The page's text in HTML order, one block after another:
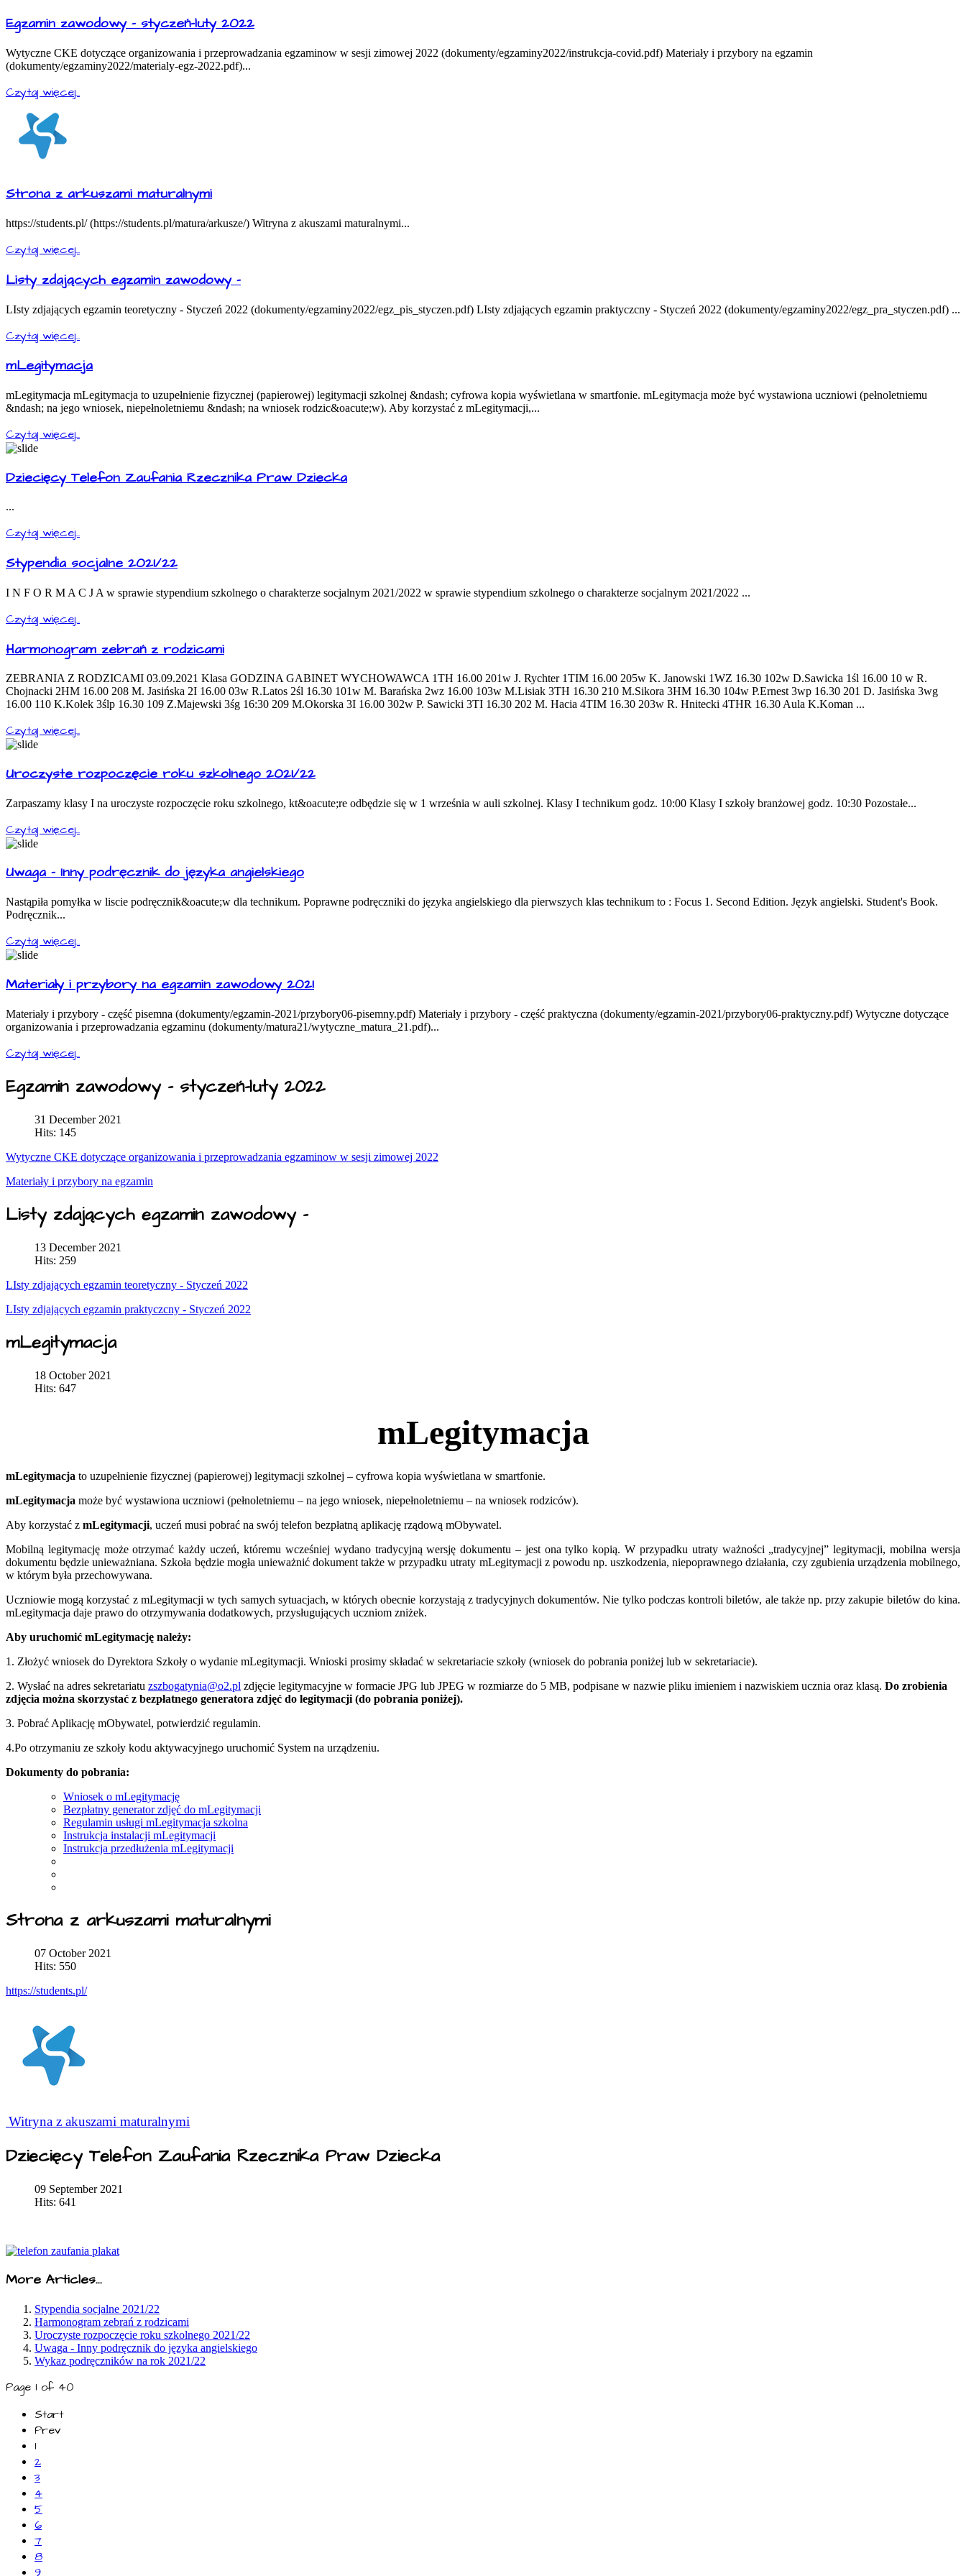
Egzamin zawodowy - styczeń-luty 2022
Wytyczne CKE dotyczące organizowania i przeprowadzania egzaminow w sesji zimowej 2022 (dokumenty/egzaminy2022/instrukcja-covid.pdf) Materiały i przybory na egzamin
(dokumenty/egzaminy2022/materialy-egz-2022.pdf)...
Czytaj więcej...
Strona z arkuszami maturalnymi
https://students.pl/ (https://students.pl/matura/arkusze/) Witryna z akuszami maturalnymi...
Czytaj więcej...
Listy zdających egzamin zawodowy -
LIsty zdjających egzamin teoretyczny - Styczeń 2022 (dokumenty/egzaminy2022/egz_pis_styczen.pdf) LIsty zdjających egzamin praktyczcny - Styczeń 2022 (dokumenty/egzaminy2022/egz_pra_styczen.pdf) ...
Czytaj więcej...
mLegitymacja
mLegitymacja mLegitymacja to uzupełnienie fizycznej (papierowej) legitymacji szkolnej &ndash; cyfrowa kopia wyświetlana w smartfonie. mLegitymacja może być wystawiona uczniowi (pełnoletniemu
&ndash; na jego wniosek, niepełnoletniemu &ndash; na wniosek rodzic&oacute;w). Aby korzystać z mLegitymacji,...
Czytaj więcej...
Dziecięcy Telefon Zaufania Rzecznika Praw Dziecka
...
Czytaj więcej...
Stypendia socjalne 2021/22
I N F O R M A C J A w sprawie stypendium szkolnego o charakterze socjalnym 2021/2022 w sprawie stypendium szkolnego o charakterze socjalnym 2021/2022 ...
Czytaj więcej...
Harmonogram zebrań z rodzicami
ZEBRANIA Z RODZICAMI 03.09.2021 Klasa GODZINA GABINET WYCHOWAWCA 1TH 16.00 201w J. Rychter 1TIM 16.00 205w K. Janowski 1WZ 16.30 102w D.Sawicka 1śl 16.00 10 w R.
Chojnacki 2HM 16.00 208 M. Jasińska 2I 16.00 03w R.Latos 2śl 16.30 101w M. Barańska 2wz 16.00 103w M.Lisiak 3TH 16.30 210 M.Sikora 3HM 16.30 104w P.Ernest 3wp 16.30 201 D. Jasińska 3wg
16.00 110 K.Kolek 3ślp 16.30 109 Z.Majewski 3śg 16:30 209 M.Okorska 3I 16.00 302w P. Sawicki 3TI 16.30 202 M. Hacia 4TIM 16.30 203w R. Hnitecki 4THR 16.30 Aula K.Koman ...
Czytaj więcej...
Uroczyste rozpoczęcie roku szkolnego 2021/22
Zarpaszamy klasy I na uroczyste rozpoczęcie roku szkolnego, kt&oacute;re odbędzie się w 1 września w auli szkolnej. Klasy I technikum godz. 10:00 Klasy I szkoły branżowej godz. 10:30 Pozostałe...
Czytaj więcej...
Uwaga - Inny podręcznik do języka angielskiego
Nastąpiła pomyłka w liscie podręcznik&oacute;w dla technikum. Poprawne podręczniki do języka angielskiego dla pierwszych klas technikum to : Focus 1. Second Edition. Język angielski. Student's Book.
Podręcznik...
Czytaj więcej...
Materiały i przybory na egzamin zawodowy 2021
Materiały i przybory - część pisemna (dokumenty/egzamin-2021/przybory06-pisemny.pdf) Materiały i przybory - część praktyczna (dokumenty/egzamin-2021/przybory06-praktyczny.pdf) Wytyczne dotyczące
organizowania i przeprowadzania egzaminu (dokumenty/matura21/wytyczne_matura_21.pdf)...
Czytaj więcej...
Egzamin zawodowy - styczeń-luty 2022
31 December 2021
Hits: 145
Wytyczne CKE dotyczące organizowania i przeprowadzania egzaminow w sesji zimowej 2022
Materiały i przybory na egzamin
Listy zdających egzamin zawodowy -
13 December 2021
Hits: 259
LIsty zdjających egzamin teoretyczny - Styczeń 2022
LIsty zdjających egzamin praktyczcny - Styczeń 2022
mLegitymacja
18 October 2021
Hits: 647
mLegitymacja
mLegitymacja to uzupełnienie fizycznej (papierowej) legitymacji szkolnej – cyfrowa kopia wyświetlana w smartfonie.
mLegitymacja może być wystawiona uczniowi (pełnoletniemu – na jego wniosek, niepełnoletniemu – na wniosek rodziców).
Aby korzystać z mLegitymacji, uczeń musi pobrać na swój telefon bezpłatną aplikację rządową mObywatel.
Mobilną legitymację może otrzymać każdy uczeń, któremu wcześniej wydano tradycyjną wersję dokumentu – jest ona tylko kopią. W przypadku utraty ważności „tradycyjnej” legitymacji, mobilna wersja
dokumentu będzie unieważniana. Szkoła będzie mogła unieważnić dokument także w przypadku utraty mLegitymacji z powodu np. uszkodzenia, niepoprawnego działania, czy zgubienia urządzenia mobilnego,
w którym była przechowywana.
Uczniowie mogą korzystać z mLegitymacji w tych samych sytuacjach, w których obecnie korzystają z tradycyjnych dokumentów. Nie tylko podczas kontroli biletów, ale także np. przy zakupie biletów do kina.
mLegitymacja daje prawo do otrzymywania dodatkowych, przysługujących uczniom zniżek.
Aby uruchomić mLegitymację należy:
1. Złożyć wniosek do Dyrektora Szkoły o wydanie mLegitymacji. Wnioski prosimy składać w sekretariacie szkoły (wniosek do pobrania poniżej lub w sekretariacie).
2. Wysłać na adres sekretariatu zszbogatynia@o2.pl zdjęcie legitymacyjne w formacie JPG lub JPEG w rozmiarze do 5 MB, podpisane w nazwie pliku imieniem i nazwiskiem ucznia oraz klasą. Do zrobienia
zdjęcia można skorzystać z bezpłatnego generatora zdjęć do legitymacji (do pobrania poniżej).
3. Pobrać Aplikację mObywatel, potwierdzić regulamin.
4.Po otrzymaniu ze szkoły kodu aktywacyjnego uruchomić System na urządzeniu.
Dokumenty do pobrania:
Wniosek o mLegitymację
Bezpłatny generator zdjęć do mLegitymacji
Regulamin usługi mLegitymacja szkolna
Instrukcja instalacji mLegitymacji
Instrukcja przedłużenia mLegitymacji
Strona z arkuszami maturalnymi
07 October 2021
Hits: 550
https://students.pl/
Witryna z akuszami maturalnymi
Dziecięcy Telefon Zaufania Rzecznika Praw Dziecka
09 September 2021
Hits: 641
More Articles...
Stypendia socjalne 2021/22
Harmonogram zebrań z rodzicami
Uroczyste rozpoczęcie roku szkolnego 2021/22
Uwaga - Inny podręcznik do języka angielskiego
Wykaz podręczników na rok 2021/22
Page 1 of 40
Start
Prev
1
2
3
4
5
6
7
8
9